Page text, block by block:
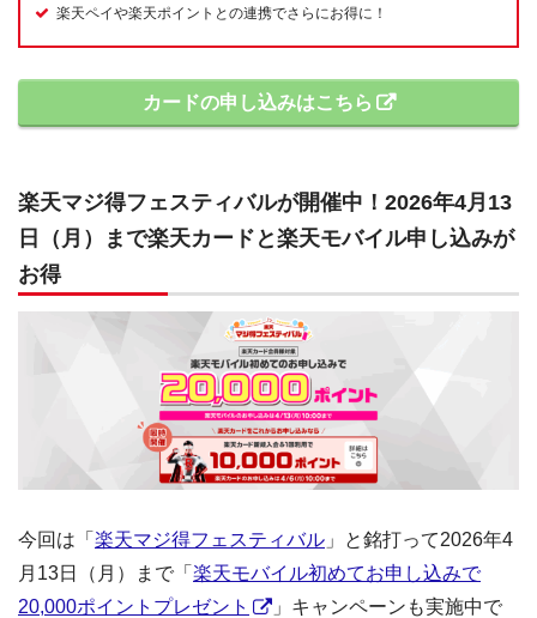
楽天ペイや楽天ポイントとの連携でさらにお得に！
カードの申し込みはこちら
楽天マジ得フェスティバルが開催中！2026年4月13
日（月）まで楽天カードと楽天モバイル申し込みが
お得
今回は「 楽天マジ得フェスティバル 」と銘打って2026年4
月13日（月）まで「 楽天モバイル初めてお申し込みで
20,000ポイントプレゼント
」キャンペーンも実施中で